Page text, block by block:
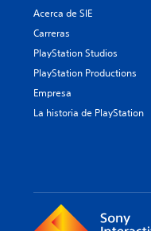
Acerca de SIE
Carreras
PlayStation Studios
PlayStation Productions
Empresa
La historia de PlayStation